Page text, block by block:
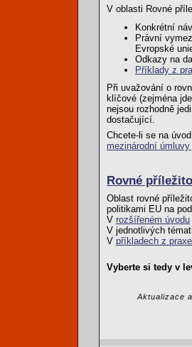
V oblasti Rovné
Konkrétní
Právní
Evropské
Odkazy na
Příklady z
Při uvažování o
klíčové (zejména
nejsou rozhodně
dostačující.
Chcete-li se na
mezinárodní
Rovné
Oblast rovné
politikami EU na
V rozšířeném úvodu
V jednotlivých
V příkladech z praxe
Vyberte si tedy v
Aktualizace